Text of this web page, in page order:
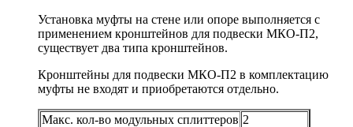
Установка муфты на стене или опоре выполняется с
применением кронштейнов для подвески МКО-П2,
существует два типа кронштейнов.
Кронштейны для подвески МКО-П2 в комплектацию
муфты не входят и приобретаются отдельно.
Макс. кол-во модульных сплиттеров 2